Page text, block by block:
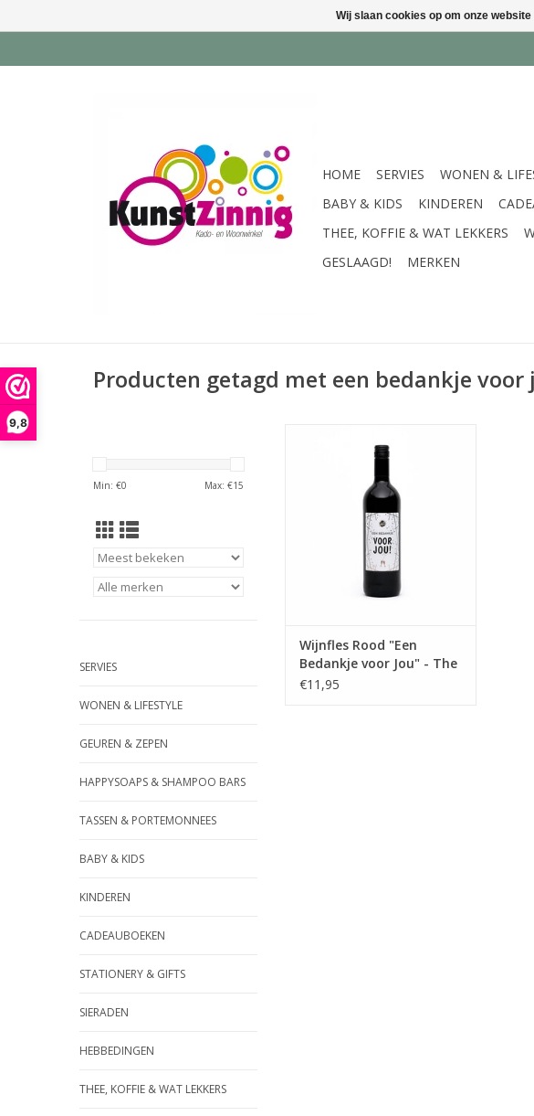
9,8
HOME SERVIES WONEN &
BABY & KIDS
KINDEREN
THEE, KOFFIE & WAT LEKKERS
GESLAAGD!
MERKEN
Producten getagd met een bedankje voor
Min: €0 Max: €15
SERVIES
WONEN & LIFESTYLE
GEUREN & ZEPEN
HAPPYSOAPS & SHAMPOO BARS
TASSEN & PORTEMONNEES
BABY & KIDS
KINDEREN
CADEAUBOEKEN
STATIONERY & GIFTS
SIERADEN
HEBBEDINGEN
THEE, KOFFIE & WAT LEKKERS
fruitigheid van deze Spaanse
Tempranillo druif. Met zijn
tinten zal deze wijn een ware lust
zijn voor het oog.
TOEVOEGEN AAN WINKELWAGEN
Wijnfles Rood "Een
Bedankje voor Jou" - The
Big Gifts
€11,95
Wij slaan cookies op om onze